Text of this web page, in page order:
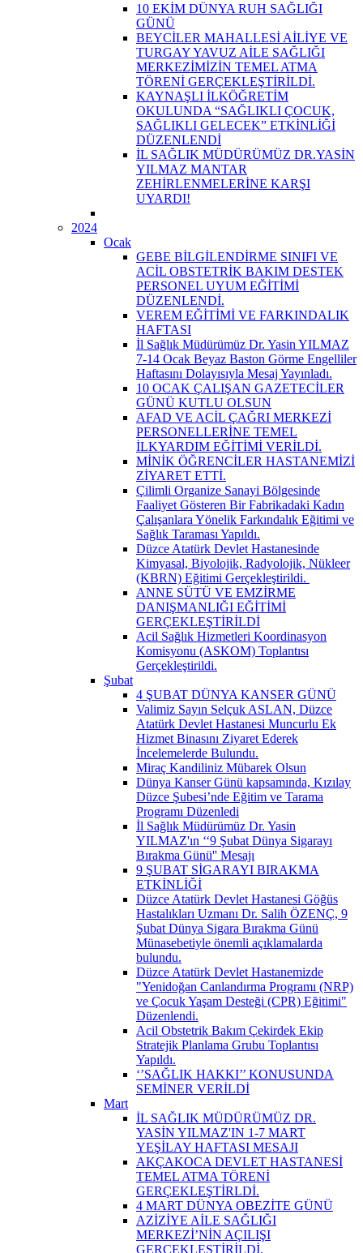
10 EKİM DÜNYA RUH SAĞLIĞI
GÜNÜ
BEYCİLER MAHALLESİ AİLİYE VE
TURGAY YAVUZ AİLE SAĞLIĞI
MERKEZİMİZİN TEMEL ATMA
TÖRENİ GERÇEKLEŞTİRİLDİ.
KAYNAŞLI İLKÖĞRETİM
OKULUNDA “SAĞLIKLI ÇOCUK,
SAĞLIKLI GELECEK” ETKİNLİĞİ
DÜZENLENDİ
İL SAĞLIK MÜDÜRÜMÜZ DR.YASİN
YILMAZ MANTAR
ZEHİRLENMELERİNE KARŞI
UYARDI!
2024
Ocak
GEBE BİLGİLENDİRME SINIFI VE
ACİL OBSTETRİK BAKIM DESTEK
PERSONEL UYUM EĞİTİMİ
DÜZENLENDİ.
VEREM EĞİTİMİ VE FARKINDALIK
HAFTASI
İl Sağlık Müdürümüz Dr. Yasin YILMAZ
7-14 Ocak Beyaz Baston Görme Engelliler
Haftasını Dolayısıyla Mesaj Yayınladı.
10 OCAK ÇALIŞAN GAZETECİLER
GÜNÜ KUTLU OLSUN
AFAD VE ACİL ÇAĞRI MERKEZİ
PERSONELLERİNE TEMEL
İLKYARDIM EĞİTİMİ VERİLDİ.
MİNİK ÖĞRENCİLER HASTANEMİZİ
ZİYARET ETTİ.
Çilimli Organize Sanayi Bölgesinde
Faaliyet Gösteren Bir Fabrikadaki Kadın
Çalışanlara Yönelik Farkındalık Eğitimi ve
Sağlık Taraması Yapıldı.
Düzce Atatürk Devlet Hastanesinde
Kimyasal, Biyolojik, Radyolojik, Nükleer
(KBRN) Eğitimi Gerçekleştirildi. ​
ANNE SÜTÜ VE EMZİRME
DANIŞMANLIĞI EĞİTİMİ
GERÇEKLEŞTİRİLDİ
Acil Sağlık Hizmetleri Koordinasyon
Komisyonu (ASKOM) Toplantısı
Gerçekleştirildi.
Şubat
4 ŞUBAT DÜNYA KANSER GÜNÜ
Valimiz Sayın Selçuk ASLAN, Düzce
Atatürk Devlet Hastanesi Muncurlu Ek
Hizmet Binasını Ziyaret Ederek
İncelemelerde Bulundu.
Miraç Kandiliniz Mübarek Olsun
Dünya Kanser Günü kapsamında, Kızılay
Düzce Şubesi’nde Eğitim ve Tarama
Programı Düzenledi
İl Sağlık Müdürümüz Dr. Yasin
YILMAZ'ın ‘‘9 Şubat Dünya Sigarayı
Bırakma Günü'' Mesajı
9 ŞUBAT SİGARAYI BIRAKMA
ETKİNLİĞİ
Düzce Atatürk Devlet Hastanesi Göğüs
Hastalıkları Uzmanı Dr. Salih ÖZENÇ, 9
Şubat Dünya Sigara Bırakma Günü
Münasebetiyle önemli açıklamalarda
bulundu.
Düzce Atatürk Devlet Hastanemizde
"Yenidoğan Canlandırma Programı (NRP)
ve Çocuk Yaşam Desteği (CPR) Eğitimi"
Düzenlendi.
Acil Obstetrik Bakım Çekirdek Ekip
Stratejik Planlama Grubu Toplantısı
Yapıldı.
‘’SAĞLIK HAKKI’’ KONUSUNDA
SEMİNER VERİLDİ
Mart
İL SAĞLIK MÜDÜRÜMÜZ DR.
YASİN YILMAZ'IN 1-7 MART
YEŞİLAY HAFTASI MESAJI
AKÇAKOCA DEVLET HASTANESİ
TEMEL ATMA TÖRENİ
GERÇEKLEŞTİRLDİ.
4 MART DÜNYA OBEZİTE GÜNÜ
AZİZİYE AİLE SAĞLIĞI
MERKEZİ’NİN AÇILIŞI
GERÇEKLEŞTİRİLDİ.